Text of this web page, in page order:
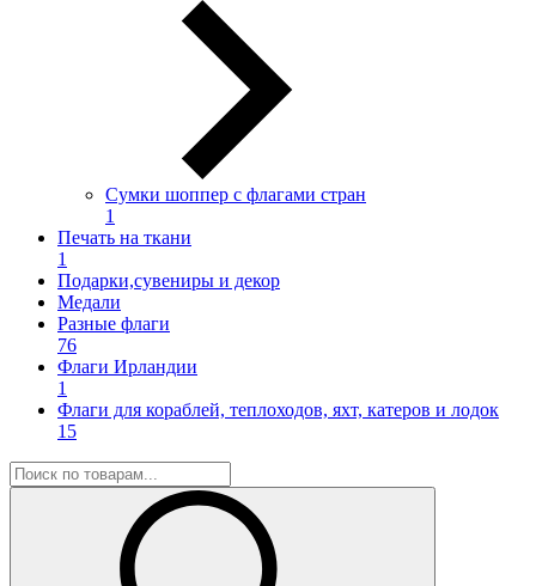
Сумки шоппер с флагами стран
1
Печать на ткани
1
Подарки,сувениры и декор
Медали
Разные флаги
76
Флаги Ирландии
1
Флаги для кораблей, теплоходов, яхт, катеров и лодок
15